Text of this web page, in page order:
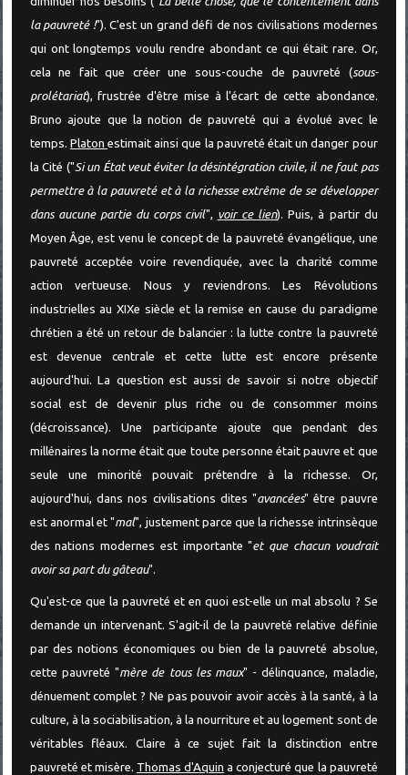
la pauvreté !"). C'est un grand défi de nos civilisations modernes
qui ont longtemps voulu rendre abondant ce qui était rare. Or,
cela ne fait que créer une sous-couche de pauvreté (sous-
prolétariat), frustrée d'être mise à l'écart de cette abondance.
Bruno ajoute que la notion de pauvreté qui a évolué avec le
temps. Platonestimait ainsi que la pauvreté était un danger pour
la Cité ("Si un État veut éviter la désintégration civile, il ne faut pas
permettre à la pauvreté et à la richesse extrême de se développer
dans aucune partie du corps civil", voir ce lien). Puis, à partir du
Moyen Âge, est venu le concept de la pauvreté évangélique, une
pauvreté acceptée voire revendiquée, avec la charité comme
action vertueuse. Nous y reviendrons. Les Révolutions
industrielles au XIXe siècle et la remise en cause du paradigme
chrétien a été un retour de balancier : la lutte contre la pauvreté
est devenue centrale et cette lutte est encore présente
aujourd'hui. La question est aussi de savoir si notre objectif
social est de devenir plus riche ou de consommer moins
(décroissance). Une participante ajoute que pendant des
millénaires la norme était que toute personne était pauvre et que
seule une minorité pouvait prétendre à la richesse. Or,
aujourd'hui, dans nos civilisations dites "avancées" être pauvre
est anormal et "mal", justement parce que la richesse intrinsèque
des nations modernes est importante "et que chacun voudrait
avoir sa part du gâteau".
Qu'est-ce que la pauvreté et en quoi est-elle un mal absolu ? Se
demande un intervenant. S'agit-il de la pauvreté relative définie
par des notions économiques ou bien de la pauvreté absolue,
cette pauvreté "mère de tous les maux" - délinquance, maladie,
dénuement complet ? Ne pas pouvoir avoir accès à la santé, à la
culture, à la sociabilisation, à la nourriture et au logement sont de
véritables fléaux. Claire à ce sujet fait la distinction entre
pauvreté et misère. Thomas d'Aquin a conjecturé que la pauvreté